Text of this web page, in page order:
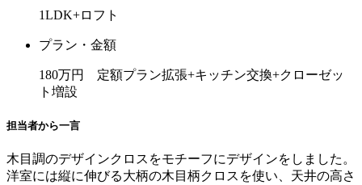
1LDK+ロフト
プラン・金額
180万円 定額プラン拡張+キッチン交換+クローゼッ
ト増設
担当者から一言
木目調のデザインクロスをモチーフにデザインをしました。
洋室には縦に伸びる大柄の木目柄クロスを使い、天井の高さ